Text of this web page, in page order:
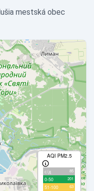
mestská obec
AQI PM2.5
с/д 85
0-50 201
51-100 63